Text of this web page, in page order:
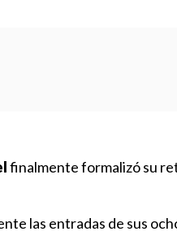
finalmente formalizó su
las entradas de sus